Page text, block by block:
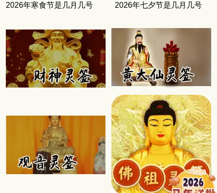
2026年寒食节是几月几号 2026年七夕节是几月几号